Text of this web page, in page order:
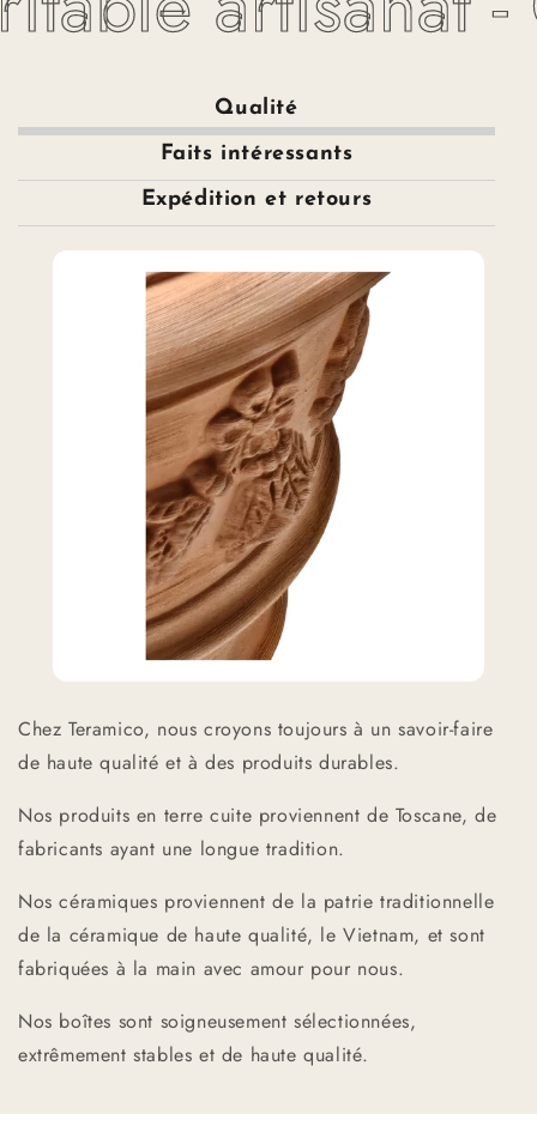
Qualité
Faits intéressants
Expédition et retours
Chez Teramico, nous croyons toujours à un savoir-faire
de haute qualité et à des produits durables.
Nos produits en terre cuite proviennent de Toscane, de
fabricants ayant une longue tradition.
Nos céramiques proviennent de la patrie traditionnelle
de la céramique de haute qualité, le Vietnam, et sont
fabriquées à la main avec amour pour nous.
Nos boîtes sont soigneusement sélectionnées,
extrêmement stables et de haute qualité.